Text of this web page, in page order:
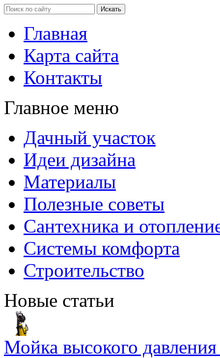
Главная
Карта сайта
Контакты
Главное меню
Дачный участок
Идеи дизайна
Материалы
Полезные советы
Сантехника и
Системы комфорта
Строительство
Новые статьи
Мойка высокого